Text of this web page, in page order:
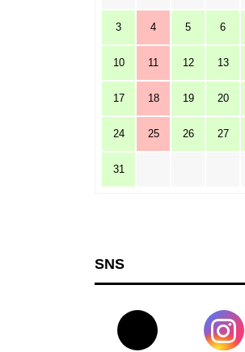
3 4 5 6
10 11 12 13
17 18 19 20
24 25 26 27
31
SNS